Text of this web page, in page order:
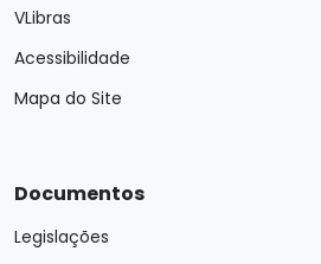
VLibras
Acessibilidade
Mapa do Site
Documentos
Legislações